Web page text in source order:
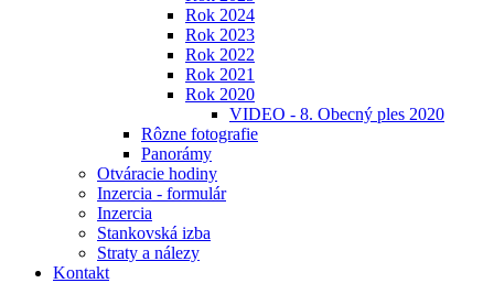
Rok 2024
Rok 2023
Rok 2022
Rok 2021
Rok 2020
VIDEO - 8. Obecný ples 2020
Rôzne fotografie
Panorámy
Otváracie hodiny
Inzercia - formulár
Inzercia
Stankovská izba
Straty a nálezy
Kontakt